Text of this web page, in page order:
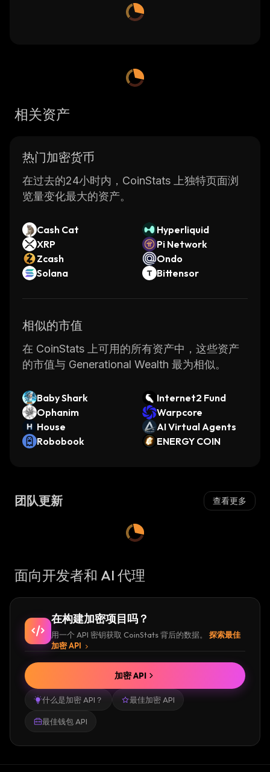
相关资产
热门加密货币
在过去的24小时内，CoinStats 上独特页面浏
览量变化最大的资产。
Cash Cat
Hyperliquid
XRP
Pi Network
Zcash
Ondo
Solana
Bittensor
相似的市值
在 CoinStats 上可用的所有资产中，这些资产
的市值与 Generational Wealth 最为相似。
Baby Shark
Internet2 Fund
Ophanim
Warpcore
House
AI Virtual Agents
Robobook
ENERGY COIN
团队更新 查看更多
面向开发者和 AI 代理
在构建加密项目吗？
用一个 API 密钥获取 CoinStats 背后的数据。
探索最佳
加密 API
什么是加密 API？ 最佳加密 API
最佳钱包 API
加密 API